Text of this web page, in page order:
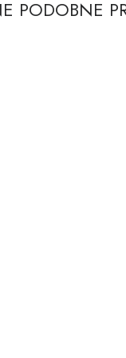
PODOBNE